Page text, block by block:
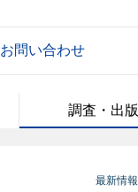
お問い合わせ
調査・出版
最新情報